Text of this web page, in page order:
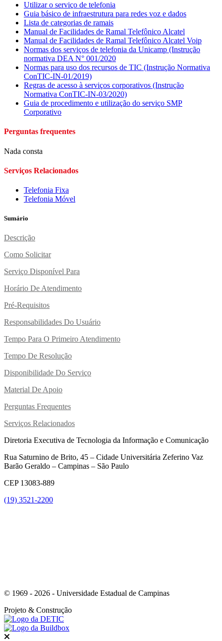
Utilizar o serviço de telefonia
Guia básico de infraestrutura para redes voz e dados
Lista de categorias de ramais
Manual de Facilidades de Ramal Telefônico Alcatel
Manual de Facilidades de Ramal Telefônico Alcatel Voip
Normas dos serviços de telefonia da Unicamp (Instrução
normativa DEA N° 001/2020
Normas para uso dos recursos de TIC (Instrução Normativa
ConTIC-IN-01/2019)
Regras de acesso à serviços corporativos (Instrução
Normativa ConTIC-IN-03/2020)
Guia de procedimento e utilização do serviço SMP
Corporativo
Perguntas frequentes
Nada consta
Serviços Relacionados
Telefonia Fixa
Telefonia Móvel
Sumário
Descrição
Como Solicitar
Serviço Disponível Para
Horário De Atendimento
Pré-Requisitos
Responsabilidades Do Usuário
Tempo Para O Primeiro Atendimento
Tempo De Resolução
Disponibilidade Do Serviço
Material De Apoio
Perguntas Frequentes
Serviços Relacionados
Diretoria Executiva de Tecnologia da Informação e Comunicação
Rua Saturnino de Brito, 45 – Cidade Universitária Zeferino Vaz
Barão Geraldo – Campinas – São Paulo
CEP 13083-889
(19) 3521-2200
© 1969 - 2026 - Universidade Estadual de Campinas
Projeto & Construção